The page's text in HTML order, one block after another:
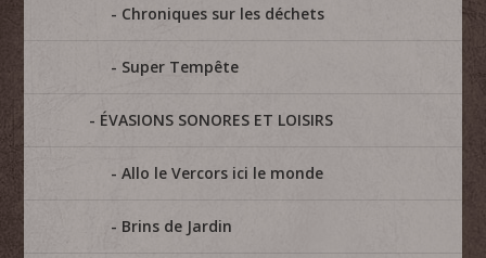
Chroniques sur les déchets
Super Tempête
ÉVASIONS SONORES ET LOISIRS
Allo le Vercors ici le monde
Brins de Jardin